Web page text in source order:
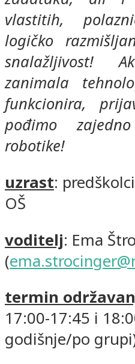
vlastitih,
logičko
snalažljivost!
zanimala
funkcionira,
pođimo
robotike!
uzrast:
OŠ
voditelj: Ema
(
termin
17:00-17:45 i
godišnje/po